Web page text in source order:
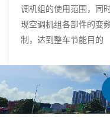
调机组的使用范围，同
现空调机组各部件的变
制，达到整车节能目的